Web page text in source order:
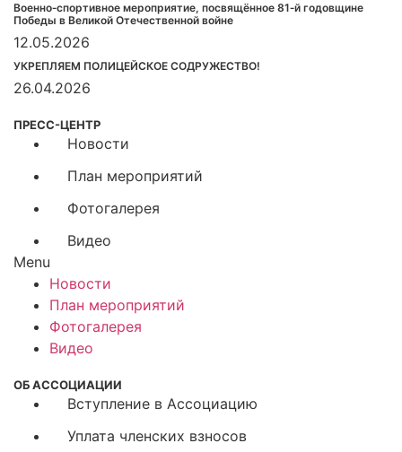
Военно‑спортивное мероприятие, посвящённое 81‑й годовщине
Победы в Великой Отечественной войне
12.05.2026
УКРЕПЛЯЕМ ПОЛИЦЕЙСКОЕ СОДРУЖЕСТВО!
26.04.2026
ПРЕСС-ЦЕНТР
Новости
План мероприятий
Фотогалерея
Видео
Menu
Новости
План мероприятий
Фотогалерея
Видео
ОБ АССОЦИАЦИИ
Вступление в Ассоциацию
Уплата членских взносов